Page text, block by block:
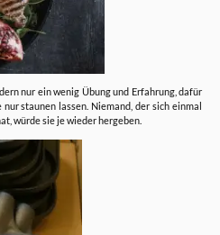
nur ein wenig Übung und Erfahrung, dafür
staunen lassen. Niemand, der sich einmal
würde sie je wieder hergeben.